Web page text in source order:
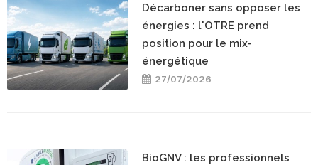
Décarboner sans opposer les
énergies : l'OTRE prend
position pour le mix-
énergétique
27/07/2026
BioGNV : les professionnels